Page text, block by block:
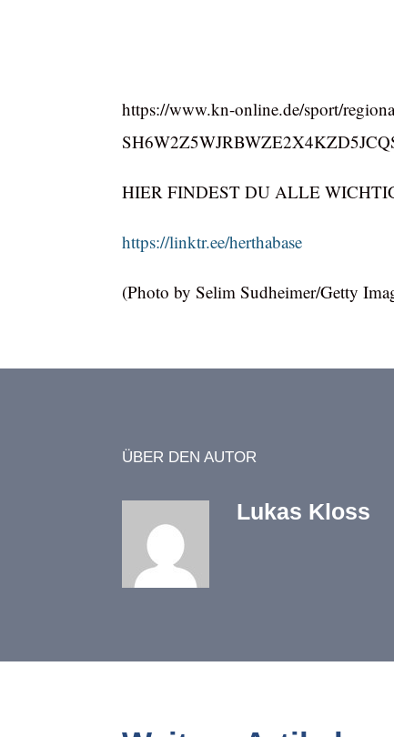
https://www.kn-online.de/sport/
HIER FINDEST DU ALLE
https://linktr.ee/herthabase
(Photo by Selim Sudheimer/Getty
ÜBER DEN AUTOR
Lukas Kloss